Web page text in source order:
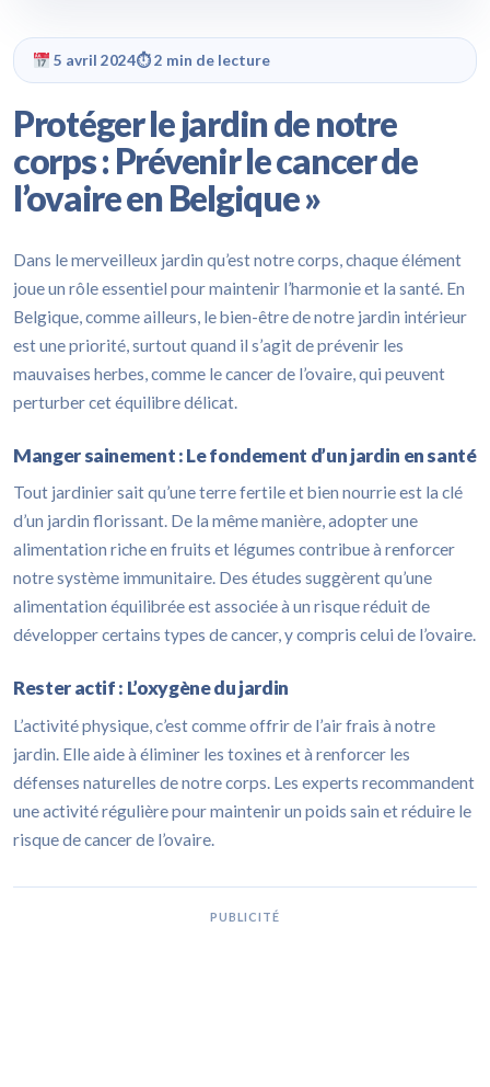
5 avril 2024⏱ 2 min de lecture
Protéger le jardin de notre
corps : Prévenir le cancer de
l’ovaire en Belgique »
Dans le merveilleux jardin qu’est notre corps, chaque élément
joue un rôle essentiel pour maintenir l’harmonie et la santé. En
Belgique, comme ailleurs, le bien-être de notre jardin intérieur
est une priorité, surtout quand il s’agit de prévenir les
mauvaises herbes, comme le cancer de l’ovaire, qui peuvent
perturber cet équilibre délicat.
Manger sainement : Le fondement d’un jardin en santé
Tout jardinier sait qu’une terre fertile et bien nourrie est la clé
d’un jardin florissant. De la même manière, adopter une
alimentation riche en fruits et légumes contribue à renforcer
notre système immunitaire. Des études suggèrent qu’une
alimentation équilibrée est associée à un risque réduit de
développer certains types de cancer, y compris celui de l’ovaire.
Rester actif : L’oxygène du jardin
L’activité physique, c’est comme offrir de l’air frais à notre
jardin. Elle aide à éliminer les toxines et à renforcer les
défenses naturelles de notre corps. Les experts recommandent
une activité régulière pour maintenir un poids sain et réduire le
risque de cancer de l’ovaire.
PUBLICITÉ